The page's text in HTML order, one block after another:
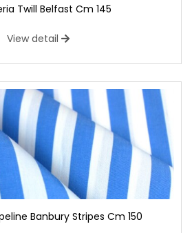
Twill Belfast Cm 145
View detail
Banbury Stripes Cm 150